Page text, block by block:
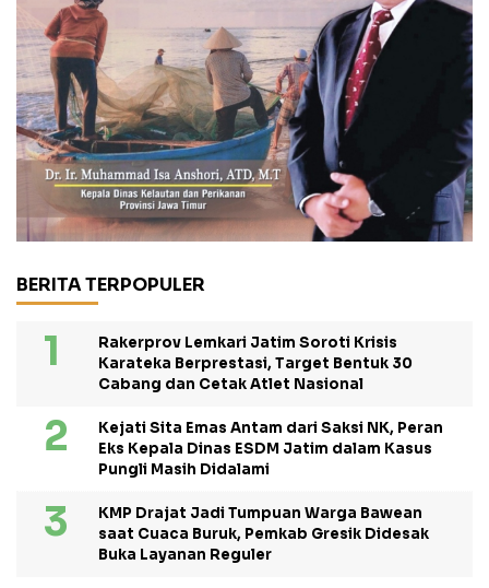
BERITA TERPOPULER
Rakerprov Lemkari Jatim Soroti Krisis
Karateka Berprestasi, Target Bentuk 30
Cabang dan Cetak Atlet Nasional
Kejati Sita Emas Antam dari Saksi NK, Peran
Eks Kepala Dinas ESDM Jatim dalam Kasus
Pungli Masih Didalami
KMP Drajat Jadi Tumpuan Warga Bawean
saat Cuaca Buruk, Pemkab Gresik Didesak
Buka Layanan Reguler